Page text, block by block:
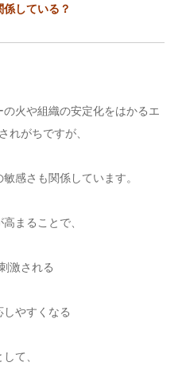
している？
火や組織の安定化をはかるエ
れがちですが、
感さも関係しています。
まることで、
激される
やすくなる
て、